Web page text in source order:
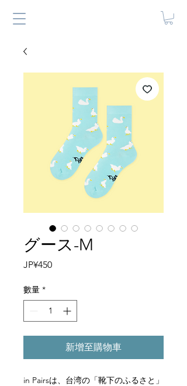
グース-M
JP¥450價
數量 *
新增至購物車
in Pairsは、台湾の「靴下のふるさと」